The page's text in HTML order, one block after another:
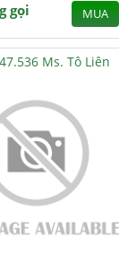
gọi MUA
Ms. Tô Liên